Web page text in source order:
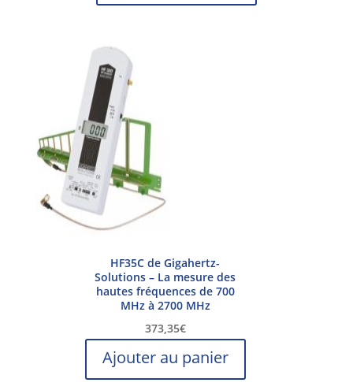
HF35C de Gigahertz-
Solutions – La mesure des
hautes fréquences de 700
MHz à 2700 MHz
373,35€
Ajouter au panier